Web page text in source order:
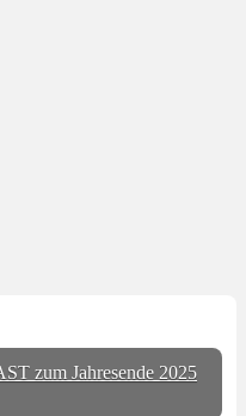
zum Jahresende 2025